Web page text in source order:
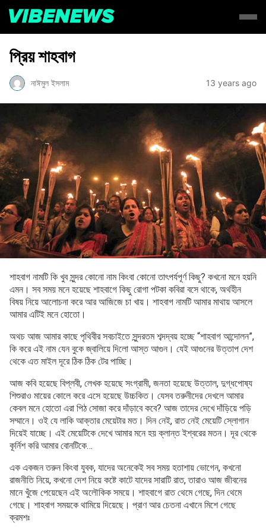
প্রিয় শাহবাগ
নাঈমুল ইসলাম 13 years ago
শাহবাগ নামটি কি খুব সুন্দর কোনো নাম কিংবা কোনো তাৎপর্যপূর্ণ কিছু? কখনো মনে হয়নি
এমন। সব সময় মনে হয়েছে শাহবাগে কিছু রোগা পটকা কবিরা বসে থাকে, অর্থহীন
বিষয় নিয়ে আলোচনা করে আর আজিজে চা খায়। শাহবাগ নামটি আমার মাথায় আসলে
আমার এটিই মনে হোতো।
অথচ আজ আমার কাছে পৃথিবীর সবচাইতে সুন্দরতম শব্দদ্বয় হচ্ছে “শাহবাগ আন্দোলন”,
কি করে এই নাম যেন বুকে জ্বালিয়ে দিলো আস্ত আগুন। যেই আগুনের উত্তাপ দেশ
থেকে এত মাইল দূরে ঠিক ঠিক টের পাচ্ছি।
আজ কবি হয়েছে বিপ্লবী, লেখক হয়েছে সংগ্রামী, জনতা হয়েছে উত্তাল, দুগ্ধপোষ্য
শিশুরাও মায়ের কোলে করে এসে হয়েছে উচ্চকিত। যেসব তরুনীদের দেখলে আমার
কেবল মনে হোতো এরা পিঠ সোজা করে দাঁড়াবে কবে? আজ তাদের দেখে দাঁড়িয়ে পড়ি
সম্মানে। ওই যে লাকি আক্তার মেয়েটার মত। দিন নেই, রাত নেই মেয়েটি স্লোগান
দিয়েই যাচ্ছে। এই মেয়েটিকে দেখে আমার মনে হয় ক্লান্ত ইশ্বরের মতন। দূর থেকে
কূর্নিশ করি আমার বোনটিকে…
এক একজন তরুন কিংবা যুবক, যাদের অনেকেই সব সময় হতাশায় ভোগেন, কখনো
রাজনীতি নিয়ে, কখনো দেশ নিয়ে কষ্টে কাটে যাদের সারাটি রাত, তারাও আজ জীবনের
মানে খুঁজে পেয়েছেন এই অলৌকিক সময়ে। শাহবাগে রাত থেমে গেছে, দিন থেমে
গেছে। শাহবাগ সময়কে থামিয়ে দিয়েছে। প্রাণ আর চেতনা এখানে মিশে গেছে
ক্রমশঃ